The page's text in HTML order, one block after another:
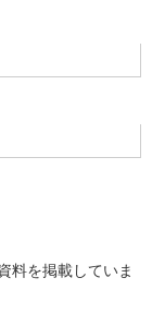
料を掲載していま